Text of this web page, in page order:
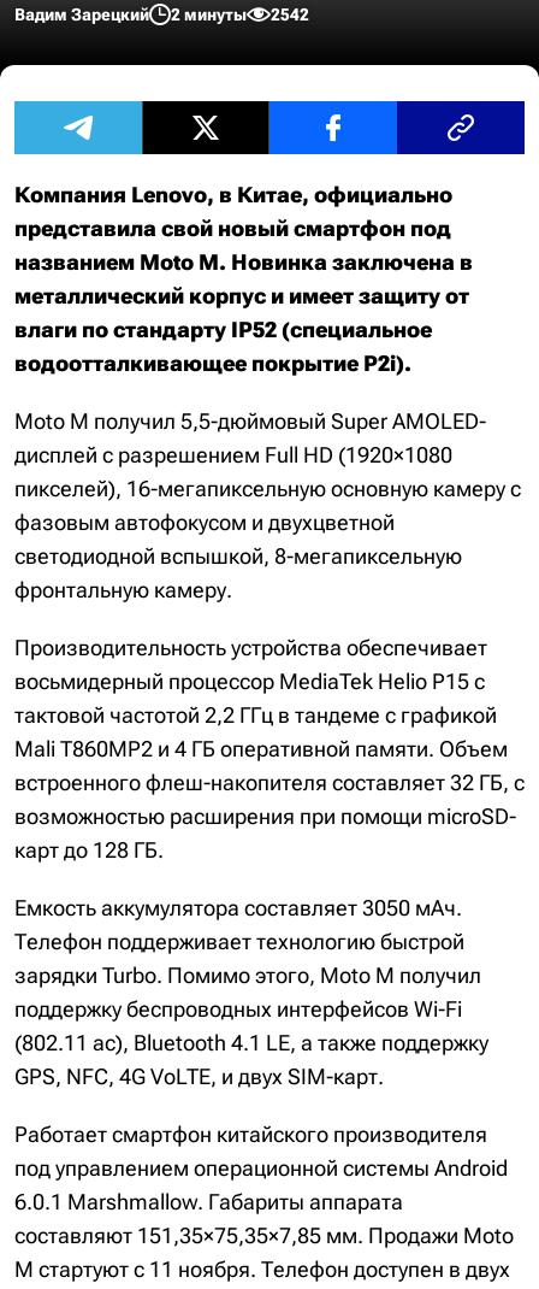
Вадим Зарецкий 2 минуты 2542
Компания Lenovo, в Китае, официально
представила свой новый смартфон под
названием Moto M. Новинка заключена в
металлический корпус и имеет защиту от
влаги по стандарту IP52 (специальное
водоотталкивающее покрытие P2i).
Moto M получил 5,5-дюймовый Super AMOLED-
дисплей с разрешением Full HD (1920×1080
пикселей), 16-мегапиксельную основную камеру с
фазовым автофокусом и двухцветной
светодиодной вспышкой, 8-мегапиксельную
фронтальную камеру.
Производительность устройства обеспечивает
восьмидерный процессор MediaTek Helio P15 с
тактовой частотой 2,2 ГГц в тандеме с графикой
Mali T860MP2 и 4 ГБ оперативной памяти. Объем
встроенного флеш-накопителя составляет 32 ГБ, с
возможностью расширения при помощи microSD-
карт до 128 ГБ.
Емкость аккумулятора составляет 3050 мАч.
Телефон поддерживает технологию быстрой
зарядки Turbo. Помимо этого, Moto M получил
поддержку беспроводных интерфейсов Wi-Fi
(802.11 ac), Bluetooth 4.1 LE, а также поддержку
GPS, NFC, 4G VoLTE, и двух SIM-карт.
Работает смартфон китайского производителя
под управлением операционной системы Android
6.0.1 Marshmallow. Габариты аппарата
составляют 151,35×75,35×7,85 мм. Продажи Moto
M стартуют с 11 ноября. Телефон доступен в двух